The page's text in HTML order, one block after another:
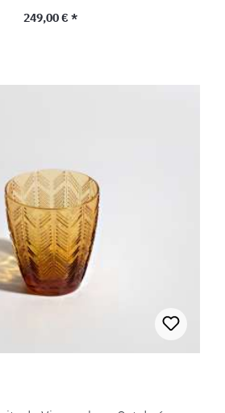
Precio normal:
249,00 € *